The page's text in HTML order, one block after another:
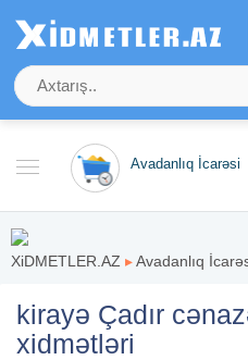
Avadanlıq İcarəsi
XiDMETLER.AZ ▸Avadanlıq
kirayə Çadır
xidmətləri